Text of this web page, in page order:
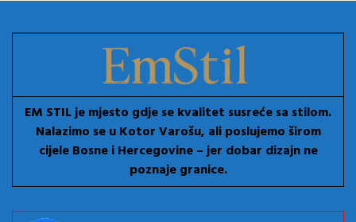
EM STIL je mjesto gdje se kvalitet susreće sa stilom.
Nalazimo se u Kotor Varošu, ali poslujemo širom
cijele Bosne i Hercegovine – jer dobar dizajn ne
poznaje granice.